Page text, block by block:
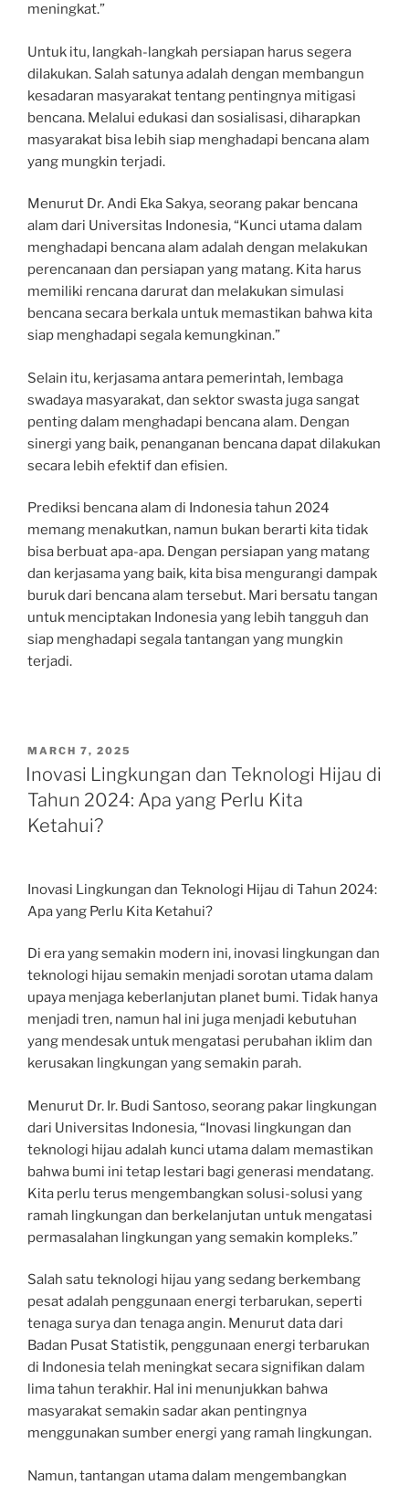
meningkat.”
Untuk itu, langkah-langkah persiapan harus segera
dilakukan. Salah satunya adalah dengan membangun
kesadaran masyarakat tentang pentingnya mitigasi
bencana. Melalui edukasi dan sosialisasi, diharapkan
masyarakat bisa lebih siap menghadapi bencana alam
yang mungkin terjadi.
Menurut Dr. Andi Eka Sakya, seorang pakar bencana
alam dari Universitas Indonesia, “Kunci utama dalam
menghadapi bencana alam adalah dengan melakukan
perencanaan dan persiapan yang matang. Kita harus
memiliki rencana darurat dan melakukan simulasi
bencana secara berkala untuk memastikan bahwa kita
siap menghadapi segala kemungkinan.”
Selain itu, kerjasama antara pemerintah, lembaga
swadaya masyarakat, dan sektor swasta juga sangat
penting dalam menghadapi bencana alam. Dengan
sinergi yang baik, penanganan bencana dapat dilakukan
secara lebih efektif dan efisien.
Prediksi bencana alam di Indonesia tahun 2024
memang menakutkan, namun bukan berarti kita tidak
bisa berbuat apa-apa. Dengan persiapan yang matang
dan kerjasama yang baik, kita bisa mengurangi dampak
buruk dari bencana alam tersebut. Mari bersatu tangan
untuk menciptakan Indonesia yang lebih tangguh dan
siap menghadapi segala tantangan yang mungkin
terjadi.
POSTED
ON
MARCH 7, 2025
Inovasi Lingkungan dan Teknologi Hijau di
Tahun 2024: Apa yang Perlu Kita
Ketahui?
Inovasi Lingkungan dan Teknologi Hijau di Tahun 2024:
Apa yang Perlu Kita Ketahui?
Di era yang semakin modern ini, inovasi lingkungan dan
teknologi hijau semakin menjadi sorotan utama dalam
upaya menjaga keberlanjutan planet bumi. Tidak hanya
menjadi tren, namun hal ini juga menjadi kebutuhan
yang mendesak untuk mengatasi perubahan iklim dan
kerusakan lingkungan yang semakin parah.
Menurut Dr. Ir. Budi Santoso, seorang pakar lingkungan
dari Universitas Indonesia, “Inovasi lingkungan dan
teknologi hijau adalah kunci utama dalam memastikan
bahwa bumi ini tetap lestari bagi generasi mendatang.
Kita perlu terus mengembangkan solusi-solusi yang
ramah lingkungan dan berkelanjutan untuk mengatasi
permasalahan lingkungan yang semakin kompleks.”
Salah satu teknologi hijau yang sedang berkembang
pesat adalah penggunaan energi terbarukan, seperti
tenaga surya dan tenaga angin. Menurut data dari
Badan Pusat Statistik, penggunaan energi terbarukan
di Indonesia telah meningkat secara signifikan dalam
lima tahun terakhir. Hal ini menunjukkan bahwa
masyarakat semakin sadar akan pentingnya
menggunakan sumber energi yang ramah lingkungan.
Namun, tantangan utama dalam mengembangkan